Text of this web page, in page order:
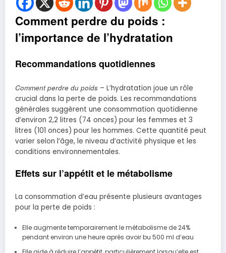
Comment perdre du poids :
l’importance de l’hydratation
Recommandations quotidiennes
Comment perdre du poids – L’hydratation joue un rôle
crucial dans la perte de poids. Les recommandations
générales suggèrent une consommation quotidienne
d’environ 2,2 litres (74 onces) pour les femmes et 3
litres (101 onces) pour les hommes. Cette quantité peut
varier selon l’âge, le niveau d’activité physique et les
conditions environnementales.
Effets sur l’appétit et le métabolisme
La consommation d’eau présente plusieurs avantages
pour la perte de poids :
Elle augmente temporairement le métabolisme de 24%
pendant environ une heure après avoir bu 500 ml d’eau